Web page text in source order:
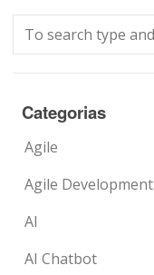
Categorias
Agile
Agile Development
AI
AI Chatbot